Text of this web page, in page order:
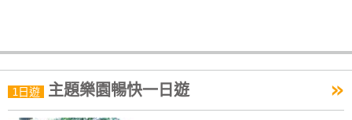
務
1日遊 主題樂園暢快一日遊 »